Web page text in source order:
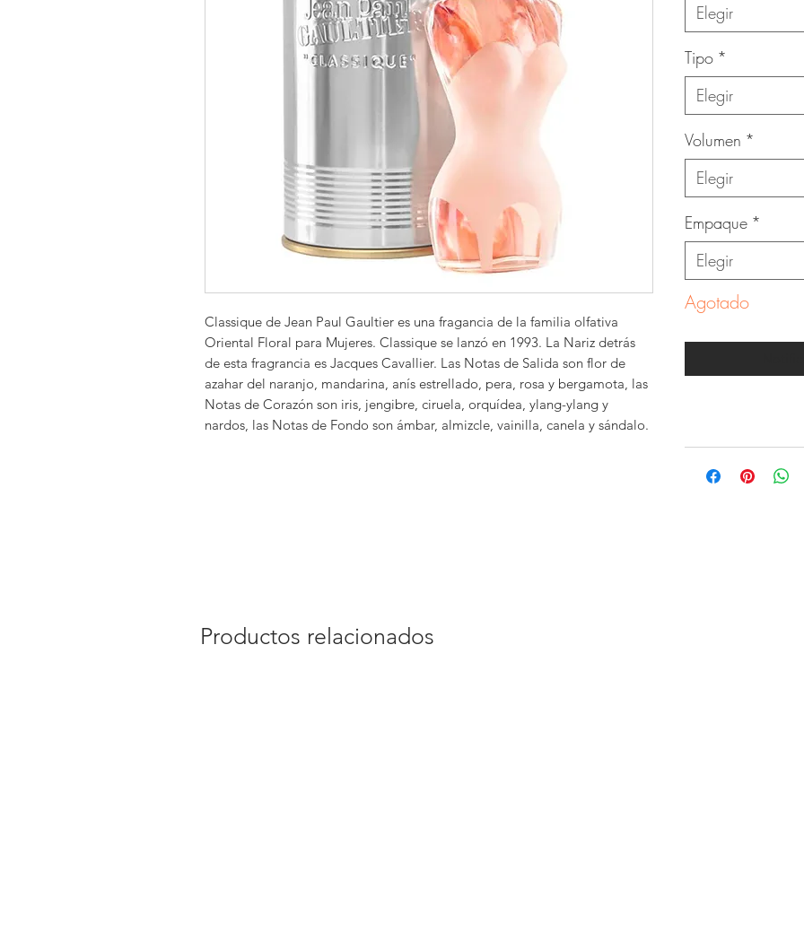
Classique de Jean Paul Gaultier es una fragancia de la familia olfativa
Oriental Floral para Mujeres. Classique se lanzó en 1993. La Nariz detrás
de esta fragrancia es Jacques Cavallier. Las Notas de Salida son flor de
azahar del naranjo, mandarina, anís estrellado, pera, rosa y bergamota, las
Notas de Corazón son iris, jengibre, ciruela, orquídea, ylang-ylang y
nardos, las Notas de Fondo son ámbar, almizcle, vainilla, canela y sándalo.
Elegir
Tipo *
Elegir
Volumen *
Elegir
Empaque *
Elegir
Agotado
Productos relacionados